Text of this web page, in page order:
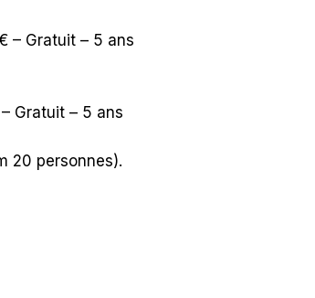
– Gratuit – 5 ans
Gratuit – 5 ans
20 personnes).